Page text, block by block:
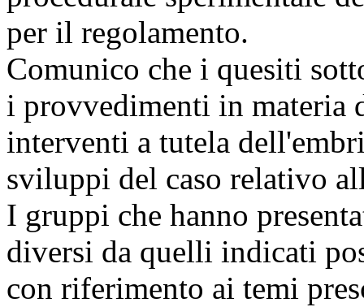
per il regolamento.
Comunico che i quesiti
i provvedimenti in materia
interventi a tutela
sviluppi del caso relativo
I gruppi che hanno
diversi da quelli indicati
con riferimento ai temi